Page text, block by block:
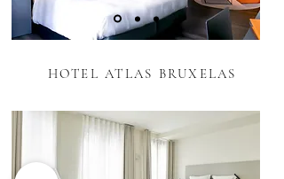
HOTEL ATLAS BRUXELAS